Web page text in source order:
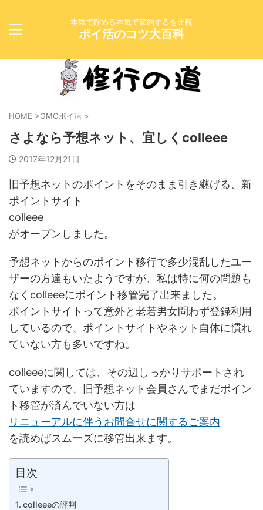
本気で貯める本気で節約するを比較
ポイ活のコツ大百科
HOME >GMOポイ活 >
さよなら予想ネット、宜しくcolleee
2017年12月21日
旧予想ネットのポイントをそのまま引き継げる、新
ポイントサイト
colleee
がオープンしました。
予想ネットからのポイント移行で多少混乱したユー
ザーの方達もいたようですが、私は特に何の問題も
なくcolleeeにポイント移管完了出来ました。
ポイントサイトって意外と老若男女問わず登録利用
しているので、ポイントサイトやネット自体に慣れ
ていない方も多いですね。
colleeeに関しては、その辺しっかりサポートされ
ていますので、旧予想ネット会員さんでまだポイン
ト移管が済んでいない方は
リニューアルに伴うお問合せに関するご案内
を読めばスムーズに移管出来ます。
目次
colleeeの評判